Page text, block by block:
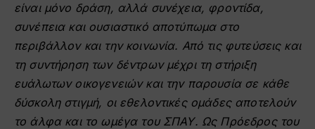
είναι μόνο δράση, αλλά συνέχεια, φροντίδα,
συνέπεια και ουσιαστικό αποτύπωμα στο
περιβάλλον και την κοινωνία. Από τις φυτεύσεις και
τη συντήρηση των δέντρων μέχρι τη στήριξη
ευάλωτων οικογενειών και την παρουσία σε κάθε
δύσκολη στιγμή, οι εθελοντικές ομάδες αποτελούν
το άλφα και το ωμέγα του ΣΠΑΥ. Ως Πρόεδρος του